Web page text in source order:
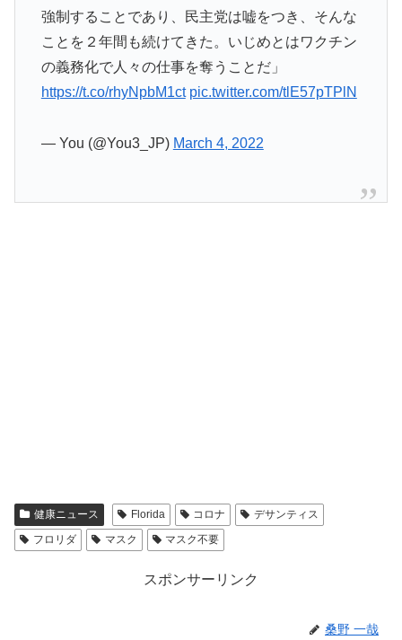
強制することであり、民主党は嘘をつき、そんな
ことを２年間も続けてきた。いじめとはワクチン
の義務化で人々の仕事を奪うことだ」
https://t.co/rhyNpbM1ct pic.twitter.com/tlE57pTPlN
— You (@You3_JP) March 4, 2022
健康ニュース Florida コロナ
デサンティス
フロリダ
マスク マスク不要
スポンサーリンク
桑野 一哉